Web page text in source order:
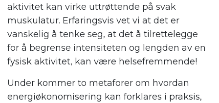
aktivitet kan virke uttrøttende på svak
muskulatur. Erfaringsvis vet vi at det er
vanskelig å tenke seg, at det å tilrettelegge
for å begrense intensiteten og lengden av en
fysisk aktivitet, kan være helsefremmende!
Under kommer to metaforer om hvordan
energiøkonomisering kan forklares i praksis,